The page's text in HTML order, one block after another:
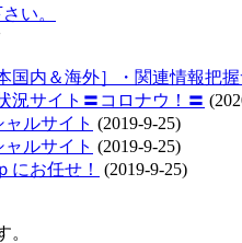
い。
国内＆海外］・関連情報把
況サイト〓コロナウ！〓
ルサイト (2019-9-25)
ルサイト (2019-9-25)
にお任せ！
(2019-9-25)
。